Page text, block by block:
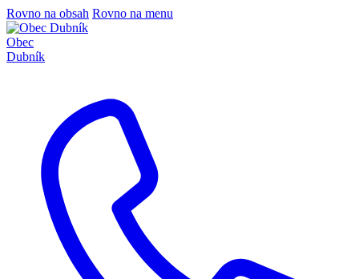
Rovno na obsah Rovno na menu
Obec
Dubník